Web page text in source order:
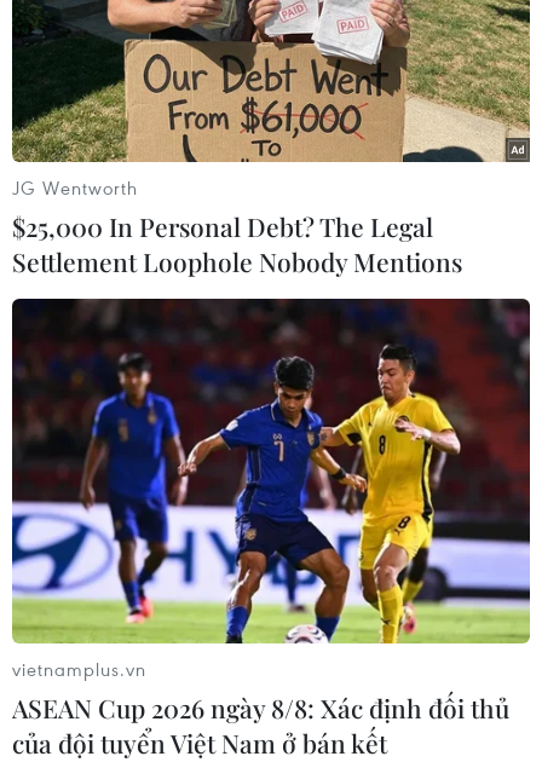
Người tiêu dùng lựa chọn các sản phẩm bày bán tại Hội chợ.
(Ảnh: Thanh Tâm/Vietnam+)
Khu gian hàng trong nhà cũng nhộn nhịp người mua sắm.
(Ảnh: Thanh Tâm/Vietnam+)
JG Wentworth
$25,000 In Personal Debt? The Legal
Settlement Loophole Nobody Mentions
vietnamplus.vn
ASEAN Cup 2026 ngày 8/8: Xác định đối thủ
của đội tuyển Việt Nam ở bán kết